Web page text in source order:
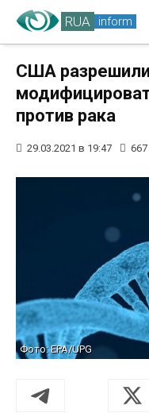
RUA inform
США
против рака
29.03.2021 в 19:47 667
Фото: EPA/UPG